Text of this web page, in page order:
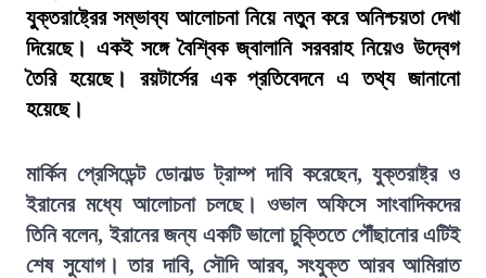
যুক্তরাষ্ট্রের সম্ভাব্য আলোচনা নিয়ে নতুন করে অনিশ্চয়তা দেখা
দিয়েছে। একই সঙ্গে বৈশ্বিক জ্বালানি সরবরাহ নিয়েও উদ্বেগ
তৈরি হয়েছে। রয়টার্সের এক প্রতিবেদনে এ তথ্য জানানো
হয়েছে।
মার্কিন প্রেসিডেন্ট ডোনাল্ড ট্রাম্প দাবি করেছেন, যুক্তরাষ্ট্র ও
ইরানের মধ্যে আলোচনা চলছে। ওভাল অফিসে সাংবাদিকদের
তিনি বলেন, ইরানের জন্য একটি ভালো চুক্তিতে পৌঁছানোর এটিই
শেষ সুযোগ। তার দাবি, সৌদি আরব, সংযুক্ত আরব আমিরাত